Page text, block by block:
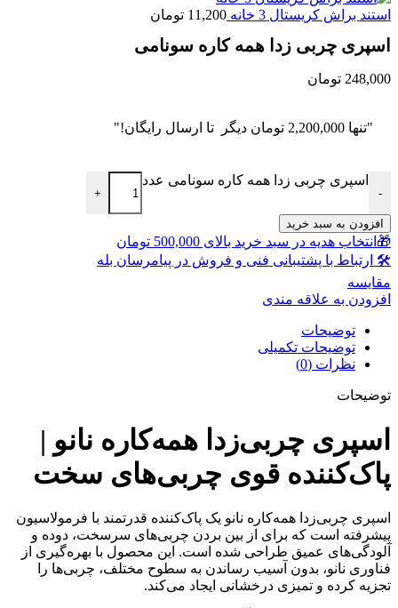
استند براش کریستال 3 خانه 11,200 تومان
اسپری چربی زدا همه کاره سونامی
248,000 تومان
"تنها 2,200,000 تومان دیگر تا ارسال رایگان!"
-
اسپری چربی زدا همه کاره سونامی عدد
+
افزودن به سبد خرید
🎁انتخاب هدیه در سبد خرید بالای 500,000 تومان
🛠 ارتباط با پشتیبانی فنی و فروش در پیامرسان بله
مقايسه
افزودن به علاقه مندی
توضیحات
توضیحات تکمیلی
نظرات (0)
توضیحات
اسپری چربی‌زدا همه‌کاره نانو |
پاک‌کننده قوی چربی‌های سخت
اسپری چربی‌زدا همه‌کاره نانو یک پاک‌کننده قدرتمند با فرمولاسیون
پیشرفته است که برای از بین بردن چربی‌های سرسخت، دوده و
آلودگی‌های عمیق طراحی شده است. این محصول با بهره‌گیری از
فناوری نانو، بدون آسیب رساندن به سطوح مختلف، چربی‌ها را
تجزیه کرده و تمیزی درخشانی ایجاد می‌کند.